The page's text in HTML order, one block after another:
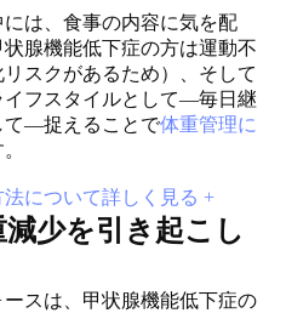
は、食事の内容に気を配
腺機能低下症の方は運動不
スクがあるため）、そして
フスタイルとして—毎日継
て—捉えることで体重管理に
について詳しく見る +
少を引き起こし
スは、甲状腺機能低下症の